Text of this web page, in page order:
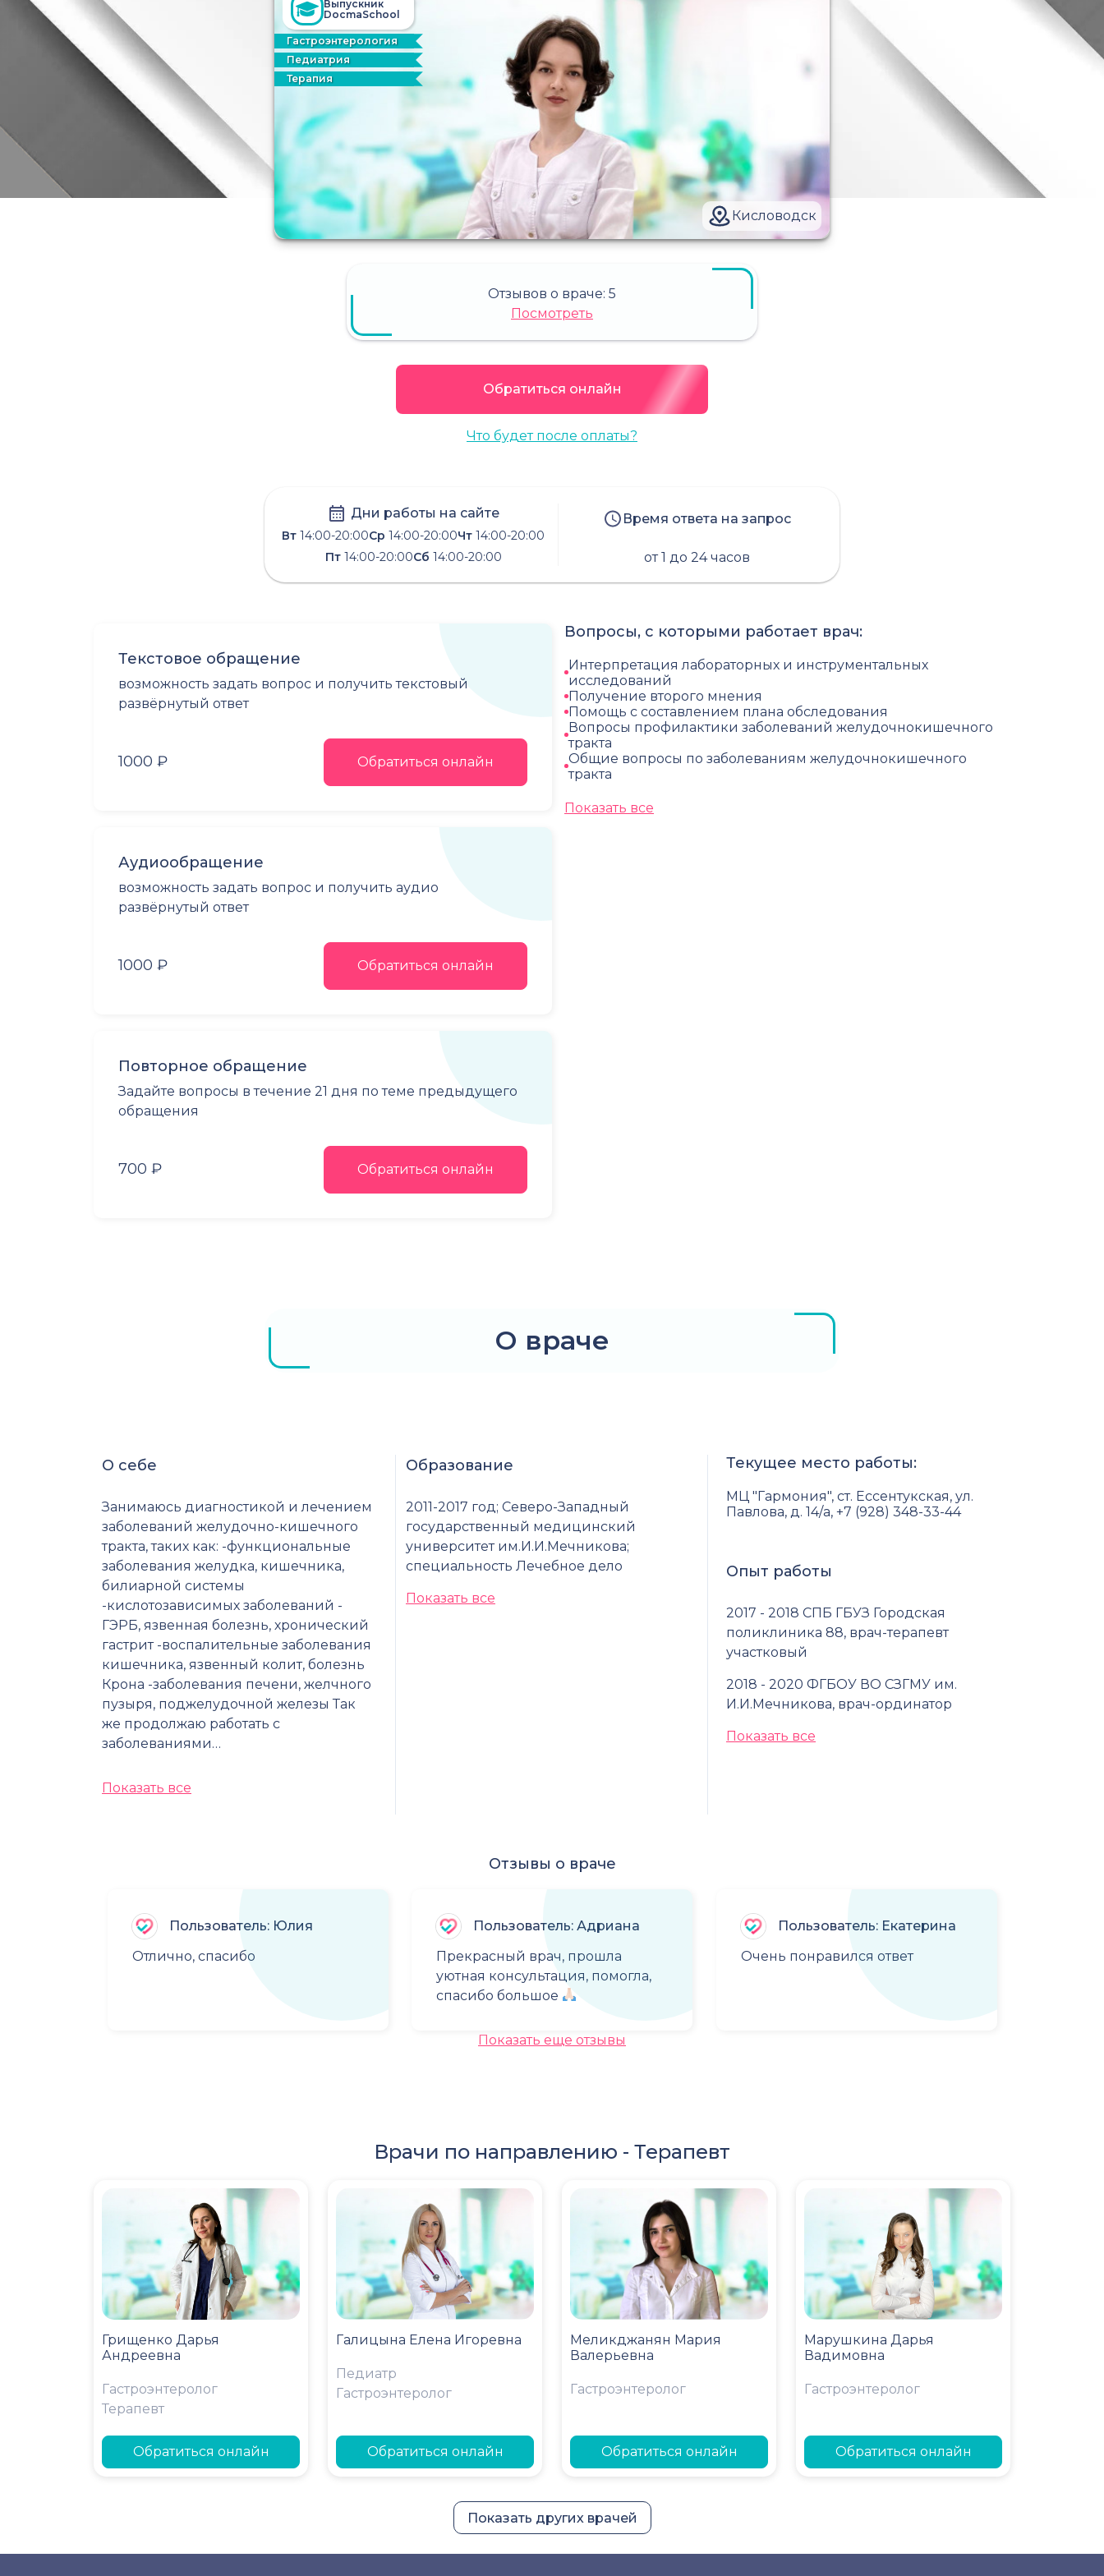
Кисловодск
Выпускник
DocmaSchool
Гастроэнтерология
Педиатрия
Терапия
Отзывов о враче: 5
Посмотреть
Обратиться онлайн
Что будет после оплаты?
Дни работы на сайте
Вт 14:00-20:00Ср 14:00-20:00Чт 14:00-20:00
Пт14:00-20:00Сб 14:00-20:00
Время ответа на запрос
от 1 до 24 часов
Текстовое обращение
возможность задать вопрос и получить текстовый
развёрнутый ответ
1000 ₽ Обратиться онлайн
Аудиообращение
возможность задать вопрос и получить аудио
развёрнутый ответ
1000 ₽ Обратиться онлайн
Повторное обращение
Задайте вопросы в течение 21 дня по теме предыдущего
обращения
700 ₽ Обратиться онлайн
Вопросы, с которыми работает врач:
Интерпретация лабораторных и инструментальных
исследований
Получение второго мнения
Помощь с составлением плана обследования
Вопросы профилактики заболеваний желудочнокишечного
тракта
Общие вопросы по заболеваниям желудочнокишечного
тракта
Показать все
О враче
О себе
Занимаюсь диагностикой и лечением
заболеваний желудочно-кишечного
тракта, таких как: -функциональные
заболевания желудка, кишечника,
билиарной системы
-кислотозависимых заболеваний -
ГЭРБ, язвенная болезнь, хронический
гастрит -воспалительные заболевания
кишечника, язвенный колит, болезнь
Крона -заболевания печени, желчного
пузыря, поджелудочной железы Так
же продолжаю работать с
заболеваниями…
Показать все
Образование
2011-2017 год; Северо-Западный
государственный медицинский
университет им.И.И.Мечникова;
специальность Лечебное дело
Показать все
Текущее место работы:
МЦ "Гармония", cт. Ессентукская, ул.
Павлова, д. 14/а, +7 (928) 348-33-44
Опыт работы
2017 - 2018 СПБ ГБУЗ Городская
поликлиника 88, врач-терапевт
участковый
2018 - 2020 ФГБОУ ВО СЗГМУ им.
И.И.Мечникова, врач-ординатор
Показать все
Отзывы о враче
Пользователь: Юлия
Отлично, спасибо
Пользователь: Адриана
Прекрасный врач, прошла
уютная консультация, помогла,
спасибо большое
Пользователь: Екатерина
Очень понравился ответ
Показать еще отзывы
Врачи по направлению - Терапевт
Грищенко Дарья
Андреевна
Гастроэнтеролог
Терапевт
Обратиться онлайн
Галицына Елена Игоревна
Педиатр
Гастроэнтеролог
Обратиться онлайн
Меликджанян Мария
Валерьевна
Гастроэнтеролог
Обратиться онлайн
Марушкина Дарья
Вадимовна
Гастроэнтеролог
Обратиться онлайн
Показать других врачей